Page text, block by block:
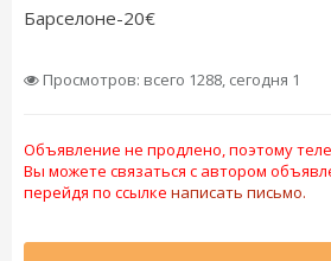
Барселоне-20€
Просмотров: всего 1288, сегодня 1
Объявление не продлено, поэтому
Вы можете связаться с автором
перейдя по ссылке написать письмо.